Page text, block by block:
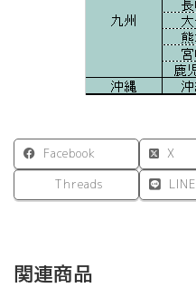
Facebook X
Threads
LINE
関連商品